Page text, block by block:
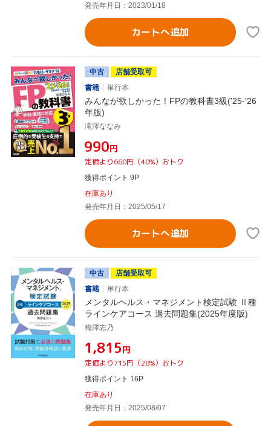
発売年月日：2023/01/18
カートへ追加
中古
店舗受取可
書籍
単行本
みんなが欲しかった！FPの教科書3級('25-'26
年版)
滝澤ななみ
¥990円
定価より660円（40%）おトク
獲得ポイント 9P
在庫あり
発売年月日：2025/05/17
カートへ追加
中古
店舗受取可
書籍
単行本
メンタルヘルス・マネジメント検定試験 Ⅱ種
ラインケアコース 過去問題集(2025年度版)
梅澤志乃
¥1,815円
定価より715円（28%）おトク
獲得ポイント 16P
在庫あり
発売年月日：2025/08/07